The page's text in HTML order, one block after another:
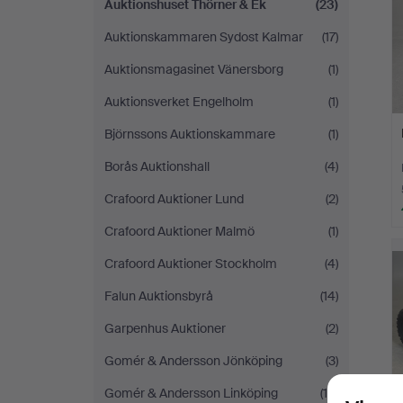
Auktionshuset Thörner & Ek
(23)
Auktionskammaren Sydost Kalmar
(17)
Auktionsmagasinet Vänersborg
(1)
Auktionsverket Engelholm
(1)
Björnssons Auktionskammare
(1)
Borås Auktionshall
(4)
Crafoord Auktioner Lund
(2)
Crafoord Auktioner Malmö
(1)
Crafoord Auktioner Stockholm
(4)
Falun Auktionsbyrå
(14)
Garpenhus Auktioner
(2)
Gomér & Andersson Jönköping
(3)
Gomér & Andersson Linköping
(10)